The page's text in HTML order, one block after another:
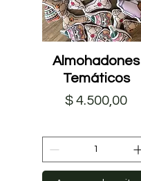
Vista rápida
Almohadones
Temáticos
Precio
$ 4.500,00